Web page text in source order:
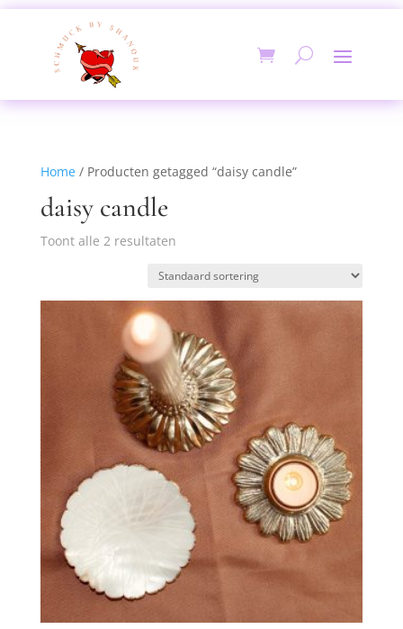
Home/ Producten getagged “daisy candle”
daisy candle
Toont alle 2 resultaten